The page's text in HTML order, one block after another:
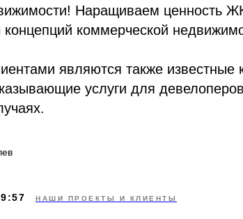
Наращиваем ценность
концепций коммерческой
являются также известные
услуги для
НАШИ ПРОЕКТЫ И КЛИЕНТЫ